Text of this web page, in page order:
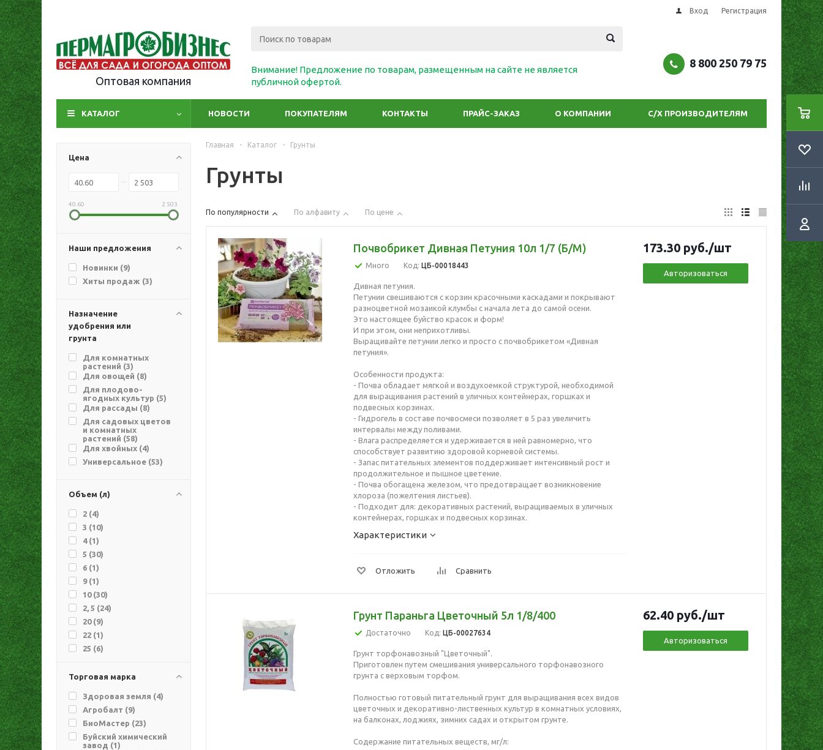
Вход Регистрация
Оптовая компания
Внимание! Предложение по товарам, размещенным на сайте не является
публичной офертой.
8 800 250 79 75
КАТАЛОГ НОВОСТИ ПОКУПАТЕЛЯМ КОНТАКТЫ ПРАЙС-ЗАКАЗ О КОМПАНИИ С/Х ПРОИЗВОДИТЕЛЯМ
Цена
40.60 2 503
Наши предложения
Новинки (9)
Хиты продаж (3)
Назначение
удобрения или
грунта
Для комнатных
растений (3)
Для овощей (8)
Для плодово-
ягодных культур (5)
Для рассады (8)
Для садовых цветов
и комнатных
растений (58)
Для хвойных (4)
Универсальное (53)
Объем (л)
2 (4)
3 (10)
4 (1)
5 (30)
6 (1)
9 (1)
10 (30)
2, 5 (24)
20 (9)
22 (1)
25 (6)
50 (7)
70 (
8)
250 (
Торговая марка
Здоровая земля (4)
Агробалт (9)
БиоМастер (23)
Буйский химический
завод (1)
Главная - Каталог - Грунты
Грунты
По популярности По алфавиту По цене
Почвобрикет Дивная Петуния 10л 1/7 (Б/М)
Много Код: ЦБ-00018443
Дивная петуния.
Петунии свешиваются с корзин красочными каскадами и покрывают
разноцветной мозаикой клумбы с начала лета до самой осени.
Это настоящее буйство красок и форм!
И при этом, они неприхотливы.
Выращивайте петунии легко и просто с почвобрикетом «Дивная
петуния».
Особенности продукта:
- Почва обладает мягкой и воздухоемкой структурой, необходимой
для выращивания растений в уличных контейнерах, горшках и
подвесных корзинах.
- Гидрогель в составе почвосмеси позволяет в 5 раз увеличить
интервалы между поливами.
- Влага распределяется и удерживается в ней равномерно, что
способствует развитию здоровой корневой системы.
- Запас питательных элементов поддерживает интенсивный рост и
продолжительное и пышное цветение.
- Почва обогащена железом, что предотвращает возникновение
хлороза (пожелтения листьев).
- Подходит для: декоративных растений, выращиваемых в уличных
контейнерах, горшках и подвесных корзинах.
Характеристики
Отложить Сравнить
173.30 руб./шт
Авторизоваться
Грунт Параньга Цветочный 5л 1/8/400
Достаточно Код: ЦБ-00027634
Грунт торфонавозный "Цветочный".
Приготовлен путем смешивания универсального торфонавозного
грунта с верховым торфом.
Полностью готовый питательный грунт для выращивания всех видов
цветочных и декоративно-лиственных культур в комнатных условиях,
на балконах, лоджиях, зимних садах и открытом грунте.
Содержание питательных веществ, мг/л:
62.40 руб./шт
Авторизоваться